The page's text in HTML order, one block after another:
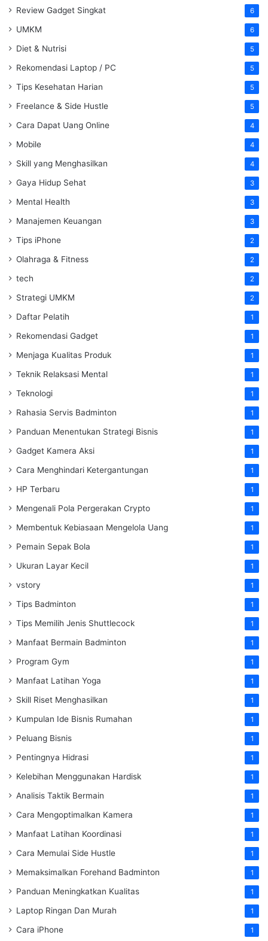
Review Gadget Singkat 6
UMKM 6
Diet & Nutrisi 5
Rekomendasi Laptop / PC 5
Tips Kesehatan Harian 5
Freelance & Side Hustle 5
Cara Dapat Uang Online 4
Mobile 4
Skill yang Menghasilkan 4
Gaya Hidup Sehat 3
Mental Health 3
Manajemen Keuangan 3
Tips iPhone 2
Olahraga & Fitness 2
tech 2
Strategi UMKM 2
Daftar Pelatih 1
Rekomendasi Gadget 1
Menjaga Kualitas Produk 1
Teknik Relaksasi Mental 1
Teknologi 1
Rahasia Servis Badminton 1
Panduan Menentukan Strategi Bisnis 1
Gadget Kamera Aksi 1
Cara Menghindari Ketergantungan 1
HP Terbaru 1
Mengenali Pola Pergerakan Crypto 1
Membentuk Kebiasaan Mengelola Uang 1
Pemain Sepak Bola 1
Ukuran Layar Kecil 1
vstory 1
Tips Badminton 1
Tips Memilih Jenis Shuttlecock 1
Manfaat Bermain Badminton 1
Program Gym 1
Manfaat Latihan Yoga 1
Skill Riset Menghasilkan 1
Kumpulan Ide Bisnis Rumahan 1
Peluang Bisnis 1
Pentingnya Hidrasi 1
Kelebihan Menggunakan Hardisk 1
Analisis Taktik Bermain 1
Cara Mengoptimalkan Kamera 1
Manfaat Latihan Koordinasi 1
Cara Memulai Side Hustle 1
Memaksimalkan Forehand Badminton 1
Panduan Meningkatkan Kualitas 1
Laptop Ringan Dan Murah 1
Cara iPhone 1